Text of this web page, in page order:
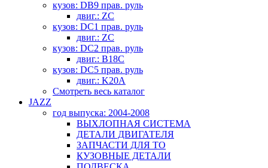
кузов: DB9 прав. руль
двиг.: ZC
кузов: DC1 прав. руль
двиг.: ZC
кузов: DC2 прав. руль
двиг.: B18C
кузов: DC5 прав. руль
двиг.: K20A
Смотреть весь каталог
JAZZ
год выпуска: 2004-2008
ВЫХЛОПНАЯ СИСТЕМА
ДЕТАЛИ ДВИГАТЕЛЯ
ЗАПЧАСТИ ДЛЯ ТО
КУЗОВНЫЕ ДЕТАЛИ